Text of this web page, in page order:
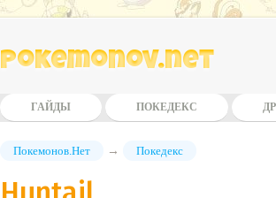
Pokemonov.net
ГАЙДЫ ПОКЕДЕКС
Покемонов.Нет → Покедекс